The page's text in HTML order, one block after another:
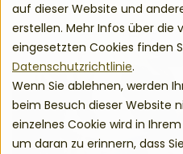
auf dieser Website und
erstellen. Mehr Infos über die
eingesetzten Cookies finden
Datenschutzrichtlinie.
Wenn Sie ablehnen, werden
beim Besuch dieser Website
einzelnes Cookie wird in
um daran zu erinnern, dass